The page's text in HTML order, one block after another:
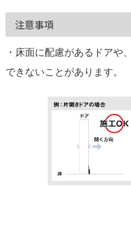
注意事項
・床面に配慮があるドアや
できないことがあります。